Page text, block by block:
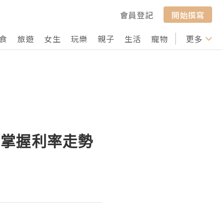
會員登記
開始撰寫
旅遊 女生 玩樂 親子 生活 寵物 行山 打卡
更多
握利率走勢